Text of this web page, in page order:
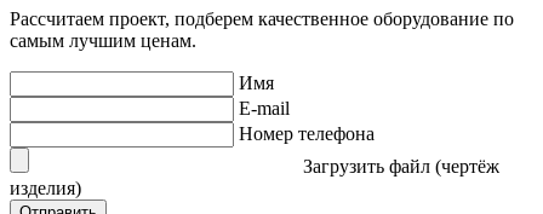
Рассчитаем проект, подберем качественное оборудование по
самым лучшим ценам.
Имя
E-mail
Номер телефона
Загрузить файл (чертёж
изделия)